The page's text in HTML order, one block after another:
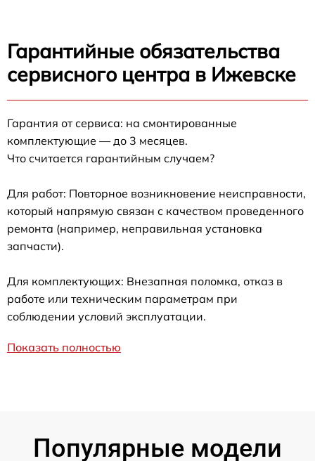
Гарантийные обязательства
сервисного центра в Ижевске
Гарантия от сервиса: на смонтированные
комплектующие — до 3 месяцев.
Что считается гарантийным случаем?
Для работ: Повторное возникновение неисправности,
который напрямую связан с качеством проведенного
ремонта (например, неправильная установка
запчасти).
Для комплектующих: Внезапная поломка, отказ в
работе или техническим параметрам при
соблюдении условий эксплуатации.
Показать полностью
Популярные модели